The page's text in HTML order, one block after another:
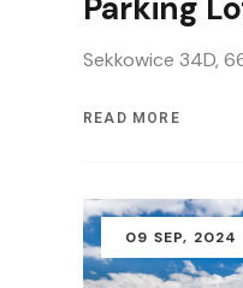
Parking
Sekkowice 34D,
READ MORE
09 SEP, 2024